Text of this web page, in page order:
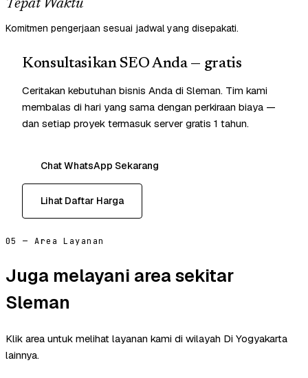
Tepat Waktu
Komitmen pengerjaan sesuai jadwal yang disepakati.
Konsultasikan SEO Anda — gratis
Ceritakan kebutuhan bisnis Anda di Sleman. Tim kami
membalas di hari yang sama dengan perkiraan biaya —
dan setiap proyek termasuk server gratis 1 tahun.
Chat WhatsApp Sekarang
Lihat Daftar Harga
05 — Area Layanan
Juga melayani area sekitar
Sleman
Klik area untuk melihat layanan kami di wilayah Di Yogyakarta
lainnya.